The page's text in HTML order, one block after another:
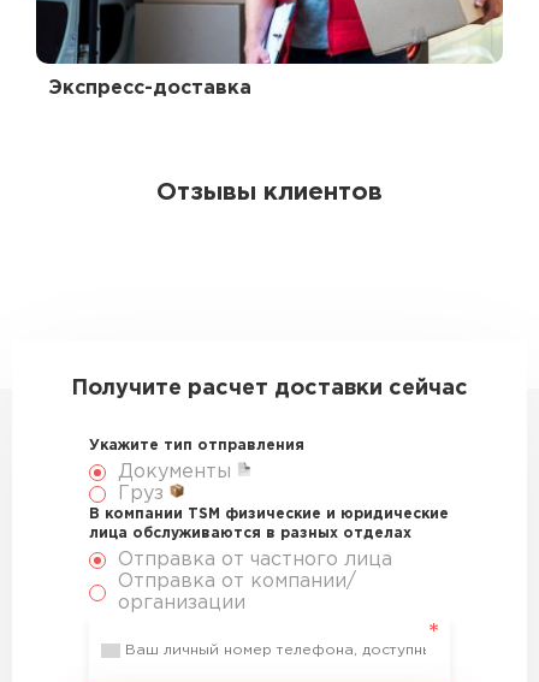
Экспресс-доставка
Отзывы клиентов
Получите расчет доставки сейчас
Укажите тип отправления
Документы
Груз
В компании TSM физические и юридические
лица обслуживаются в разных отделах
Отправка от частного лица
Отправка от компании/
организации